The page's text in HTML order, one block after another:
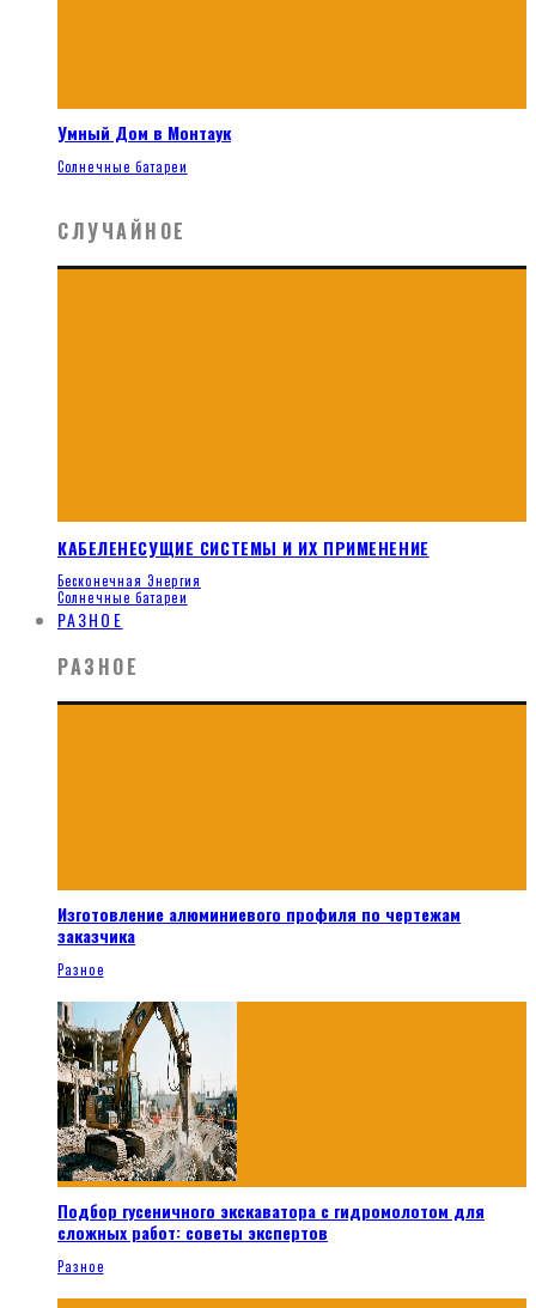
Умный Дом в Монтаук
Солнечные батареи
СЛУЧАЙНОЕ
КАБЕЛЕНЕСУЩИЕ СИСТЕМЫ И ИХ ПРИМЕНЕНИЕ
Бесконечная Энергия
Солнечные батареи
РАЗНОЕ
РАЗНОЕ
Изготовление алюминиевого профиля по чертежам
заказчика
Разное
Подбор гусеничного экскаватора с гидромолотом для
сложных работ: советы экспертов
Разное